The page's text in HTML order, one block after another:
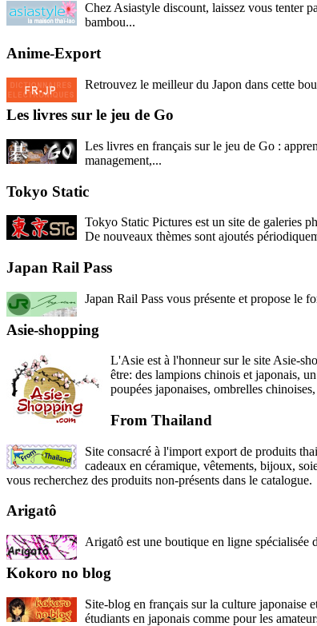
Chez Asiastyle discount, laissez vous tenter
bambou...
Anime-Export
Retrouvez le meilleur du Japon dans cette
Les livres sur le jeu de Go
Les livres en français sur le jeu de Go :
management,...
Tokyo Static
Tokyo Static Pictures est un site de galeries
De nouveaux thèmes sont ajoutés
Japan Rail Pass
Japan Rail Pass vous présente et propose le
Asie-shopping
L'Asie est à l'honneur sur le site Asie-
être: des lampions chinois et japonais,
poupées japonaises, ombrelles
From Thailand
Site consacré à l'import export de produits
cadeaux en céramique, vêtements, bijoux,
vous recherchez des produits non-présents dans le catalogue.
Arigatô
Arigatô est une boutique en ligne spécialisée
Kokoro no blog
Site-blog en français sur la culture japonaise
étudiants en japonais comme pour les